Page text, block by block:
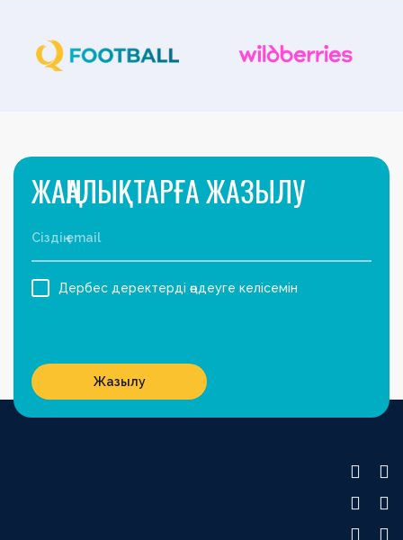
ЖАҢАЛЫҚТАРҒА ЖАЗЫЛУ
Дербес деректерді өңдеуге келісемін
Жазылу